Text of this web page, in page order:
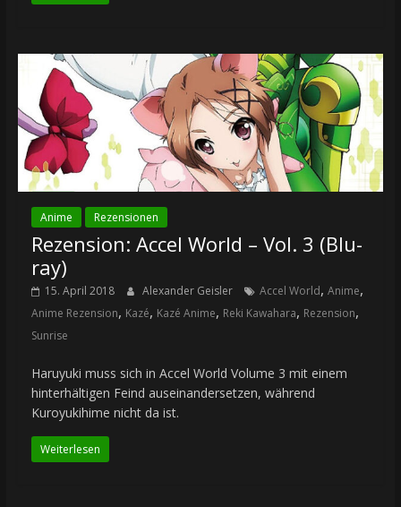
Anime Rezensionen
Rezension: Accel World – Vol. 3 (Blu-
ray)
15. April 2018 Alexander Geisler Accel World, Anime,
Anime Rezension, Kazé, Kazé Anime, Reki Kawahara, Rezension,
Sunrise
Haruyuki muss sich in Accel World Volume 3 mit einem
hinterhältigen Feind auseinandersetzen, während
Kuroyukihime nicht da ist.
Weiterlesen